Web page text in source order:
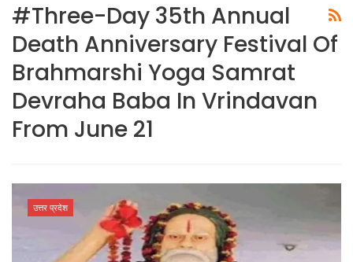
#Three-Day 35th Annual
Death Anniversary Festival Of
Brahmarshi Yoga Samrat
Devraha Baba In Vrindavan
From June 21
उत्तर प्रदेश